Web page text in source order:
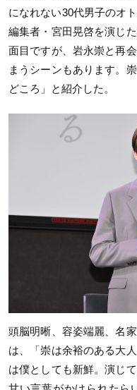
になれない30代男子のオ
編集者・宮田晃啓を演じ
面目ですが、岩永崇と再
まうシーンもあります。
どころ」と紹介した。
頭脳明晰、容姿端麗、名
は、「崇は余裕のある大
は僕としても新鮮。演じ